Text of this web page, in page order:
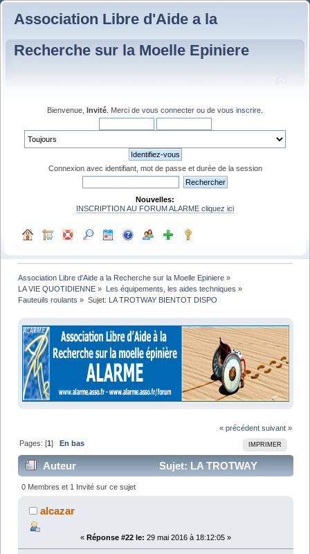
Association Libre d'Aide a la
Recherche sur la Moelle Epiniere
Bienvenue, Invité . Merci de vous connecter ou de vous inscrire
Connexion avec identifiant, mot de passe et durée de la session
Nouvelles:
INSCRIPTION AU FORUM ALARME cliquez ici
Association Libre d'Aide a la Recherche sur la Moelle Epiniere »
LA VIE QUOTIDIENNE » Les équipements, les aides techniques »
Fauteuils roulants » Sujet: LA TROTWAY BIENTOT DISPO
« précédent suivant »
IMPRIMER
Pages: [1] En bas
Auteur
Sujet: LA TROTWAY
BIENTOT DISPO (Lu 21338 fois)
0 Membres et 1 Invité sur ce sujet
alcazar
« Réponse #22 le: 29 mai 2016 à 18:12:05 »